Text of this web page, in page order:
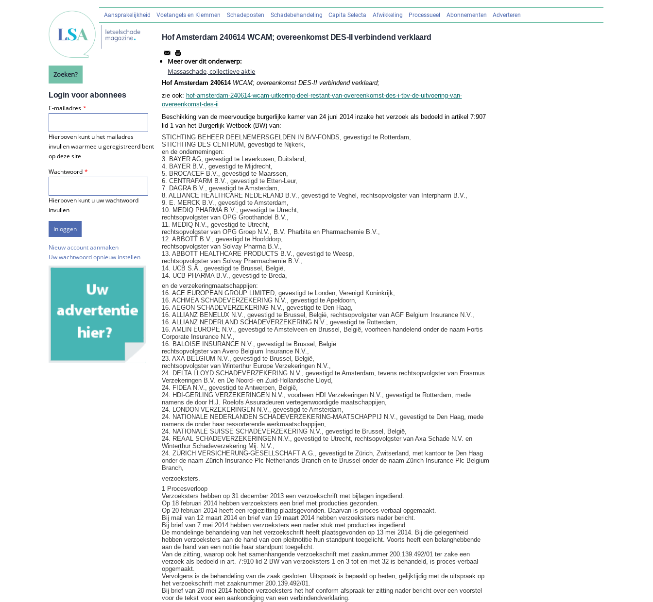
Hoofdnavigatie
Aansprakelijkheid Voetangels en Klemmen Schadeposten Schadebehandeling Capita Selecta Afwikkeling Processueel Abonnementen Adverteren
Hof Amsterdam 240614 WCAM; overeenkomst DES-II verbindend verklaard
Meer over dit onderwerp:
Massaschade, collectieve aktie
Hof Amsterdam 240614 WCAM; overeenkomst DES-II verbindend verklaard;
zie ook: hof-amsterdam-240614-wcam-uitkering-deel-restant-van-overeenkomst-des-i-tbv-de-uitvoering-van-
overeenkomst-des-ii
Beschikking van de meervoudige burgerlijke kamer van 24 juni 2014 inzake het verzoek als bedoeld in artikel 7:907
lid 1 van het Burgerlijk Wetboek (BW) van:
STICHTING BEHEER DEELNEMERSGELDEN IN B/V-FONDS, gevestigd te Rotterdam,
STICHTING DES CENTRUM, gevestigd te Nijkerk,
en de ondernemingen:
3. BAYER AG, gevestigd te Leverkusen, Duitsland,
4. BAYER B.V., gevestigd te Mijdrecht,
5. BROCACEF B.V., gevestigd te Maarssen,
6. CENTRAFARM B.V., gevestigd te Etten-Leur,
7. DAGRA B.V., gevestigd te Amsterdam,
8. ALLIANCE HEALTHCARE NEDERLAND B.V., gevestigd te Veghel, rechtsopvolgster van Interpharm B.V.,
9. E. MERCK B.V., gevestigd te Amsterdam,
10. MEDIQ PHARMA B.V., gevestigd te Utrecht,
rechtsopvolgster van OPG Groothandel B.V.,
11. MEDIQ N.V., gevestigd te Utrecht,
rechtsopvolgster van OPG Groep N.V., B.V. Pharbita en Pharmachemie B.V.,
12. ABBOTT B.V., gevestigd te Hoofddorp,
rechtsopvolgster van Solvay Pharma B.V.,
13. ABBOTT HEALTHCARE PRODUCTS B.V., gevestigd te Weesp,
rechtsopvolgster van Solvay Pharmachemie B.V.,
14. UCB S.A., gevestigd te Brussel, België,
14. UCB PHARMA B.V., gevestigd te Breda,
en de verzekeringmaatschappijen:
16. ACE EUROPEAN GROUP LIMITED, gevestigd te Londen, Verenigd Koninkrijk,
16. ACHMEA SCHADEVERZEKERING N.V., gevestigd te Apeldoorn,
16. AEGON SCHADEVERZEKERING N.V., gevestigd te Den Haag,
16. ALLIANZ BENELUX N.V., gevestigd te Brussel, België, rechtsopvolgster van AGF Belgium Insurance N.V.,
16. ALLIANZ NEDERLAND SCHADEVERZEKERING N.V., gevestigd te Rotterdam,
16. AMLIN EUROPE N.V., gevestigd te Amstelveen en Brussel, België, voorheen handelend onder de naam Fortis
Corporate Insurance N.V.,
16. BALOISE INSURANCE N.V., gevestigd te Brussel, België
rechtsopvolgster van Avero Belgium Insurance N.V.,
23. AXA BELGIUM N.V., gevestigd te Brussel, België,
rechtsopvolgster van Winterthur Europe Verzekeringen N.V.,
24. DELTA LLOYD SCHADEVERZEKERING N.V., gevestigd te Amsterdam, tevens rechtsopvolgster van Erasmus
Verzekeringen B.V. en De Noord- en Zuid-Hollandsche Lloyd,
24. FIDEA N.V., gevestigd te Antwerpen, België,
24. HDI-GERLING VERZEKERINGEN N.V., voorheen HDI Verzekeringen N.V., gevestigd te Rotterdam, mede
namens de door H.J. Roelofs Assuradeuren vertegenwoordigde maatschappijen,
24. LONDON VERZEKERINGEN N.V., gevestigd te Amsterdam,
24. NATIONALE NEDERLANDEN SCHADEVERZEKERING-MAATSCHAPPIJ N.V., gevestigd te Den Haag, mede
namens de onder haar ressorterende werkmaatschappijen,
24. NATIONALE SUISSE SCHADEVERZEKERING N.V., gevestigd te Brussel, België,
24. REAAL SCHADEVERZEKERINGEN N.V., gevestigd te Utrecht, rechtsopvolgster van Axa Schade N.V. en
Winterthur Schadeverzekering Mij. N.V.,
24. ZÜRICH VERSICHERUNG-GESELLSCHAFT A.G., gevestigd te Zürich, Zwitserland, met kantoor te Den Haag
onder de naam Zürich Insurance Plc Netherlands Branch en te Brussel onder de naam Zürich Insurance Plc Belgium
Branch,
verzoeksters.
1 Procesverloop
Verzoeksters hebben op 31 december 2013 een verzoekschrift met bijlagen ingediend.
Op 18 februari 2014 hebben verzoeksters een brief met producties gezonden.
Op 20 februari 2014 heeft een regiezitting plaatsgevonden. Daarvan is proces-verbaal opgemaakt.
Bij mail van 12 maart 2014 en brief van 19 maart 2014 hebben verzoeksters nader bericht.
Bij brief van 7 mei 2014 hebben verzoeksters een nader stuk met producties ingediend.
De mondelinge behandeling van het verzoekschrift heeft plaatsgevonden op 13 mei 2014. Bij die gelegenheid
hebben verzoeksters aan de hand van een pleitnotitie hun standpunt toegelicht. Voorts heeft een belanghebbende
aan de hand van een notitie haar standpunt toegelicht.
Van de zitting, waarop ook het samenhangende verzoekschrift met zaaknummer 200.139.492/01 ter zake een
verzoek als bedoeld in art. 7:910 lid 2 BW van verzoeksters 1 en 3 tot en met 32 is behandeld, is proces-verbaal
opgemaakt.
Vervolgens is de behandeling van de zaak gesloten. Uitspraak is bepaald op heden, gelijktijdig met de uitspraak op
het verzoekschrift met zaaknummer 200.139.492/01.
Bij brief van 20 mei 2014 hebben verzoeksters het hof conform afspraak ter zitting nader bericht over een voorstel
voor de tekst voor een aankondiging van een verbindendverklaring.
Zoeken?
Login voor abonnees
E-mailadres
Hierboven kunt u het mailadres
invullen waarmee u geregistreerd bent
op deze site
Wachtwoord
Hierboven kunt u uw wachtwoord
invullen
Nieuw account aanmaken
Uw wachtwoord opnieuw instellen